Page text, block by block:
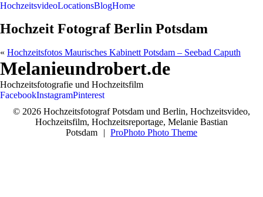
HochzeitsvideoLocationsBlogHome
Hochzeit Fotograf Berlin Potsdam
« Hochzeitsfotos Maurisches Kabinett Potsdam – Seebad Caputh
Melanieundrobert.de
Hochzeitsfotografie und Hochzeitsfilm
FacebookInstagramPinterest
© 2026 Hochzeitsfotograf Potsdam und Berlin, Hochzeitsvideo,
Hochzeitsfilm, Hochzeitsreportage, Melanie Bastian
Potsdam
| ProPhoto Photo Theme